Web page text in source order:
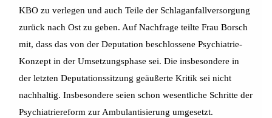
KBO zu verlegen und auch Teile der Schlaganfallversorgung
zurück nach Ost zu geben. Auf Nachfrage teilte Frau Borsch
mit, dass das von der Deputation beschlossene Psychiatrie-
Konzept in der Umsetzungsphase sei. Die insbesondere in
der letzten Deputationssitzung geäußerte Kritik sei nicht
nachhaltig. Insbesondere seien schon wesentliche Schritte der
Psychiatriereform zur Ambulantisierung umgesetzt.